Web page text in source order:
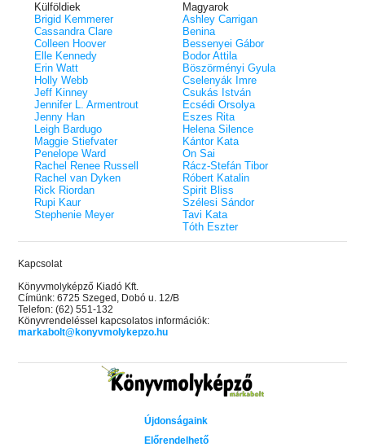
Külföldiek
Brigid Kemmerer
Cassandra Clare
Colleen Hoover
Elle Kennedy
Erin Watt
Holly Webb
Jeff Kinney
Jennifer L. Armentrout
Jenny Han
Leigh Bardugo
Maggie Stiefvater
Penelope Ward
Rachel Renee Russell
Rachel van Dyken
Rick Riordan
Rupi Kaur
Stephenie Meyer
Magyarok
Ashley Carrigan
Benina
Bessenyei Gábor
Bodor Attila
Böszörményi Gyula
Cselenyák Imre
Csukás István
Ecsédi Orsolya
Eszes Rita
Helena Silence
Kántor Kata
On Sai
Rácz-Stefán Tibor
Róbert Katalin
Spirit Bliss
Szélesi Sándor
Tavi Kata
Tóth Eszter
Kapcsolat
Könyvmolyképző Kiadó Kft.
Címünk: 6725 Szeged, Dobó u. 12/B
Telefon: (62) 551-132
Könyvrendeléssel kapcsolatos információk:
markabolt@konyvmolykepzo.hu
Újdonságaink
Előrendelhető